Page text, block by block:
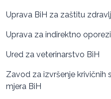
Uprava BiH za zaštitu
Uprava za indirektno
Ured za veterinarstvo BiH
Zavod za izvršenje krivičnih
mjera BiH